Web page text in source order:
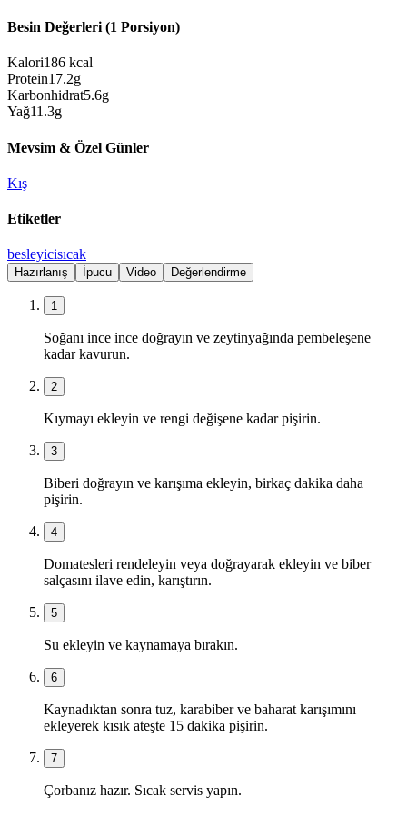
Besin Değerleri (1 Porsiyon)
Kalori186 kcal
Protein17.2g
Karbonhidrat5.6g
Yağ11.3g
Mevsim & Özel Günler
Kış
Etiketler
besleyicisıcak
Hazırlanış İpucu Video Değerlendirme
1
Soğanı ince ince doğrayın ve zeytinyağında pembeleşene
kadar kavurun.
2
Kıymayı ekleyin ve rengi değişene kadar pişirin.
3
Biberi doğrayın ve karışıma ekleyin, birkaç dakika daha
pişirin.
4
Domatesleri rendeleyin veya doğrayarak ekleyin ve biber
salçasını ilave edin, karıştırın.
5
Su ekleyin ve kaynamaya bırakın.
6
Kaynadıktan sonra tuz, karabiber ve baharat karışımını
ekleyerek kısık ateşte 15 dakika pişirin.
7
Çorbanız hazır. Sıcak servis yapın.